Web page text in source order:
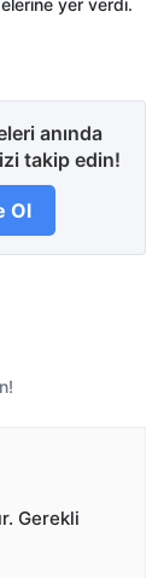
yer verdi.
anında
takip edin!
Ol
Gerekli